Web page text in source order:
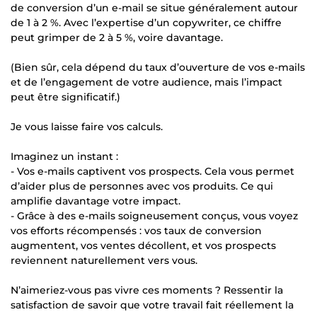
de conversion d’un e-mail se situe généralement autour
de 1 à 2 %. Avec l’expertise d’un copywriter, ce chiffre
peut grimper de 2 à 5 %, voire davantage.
(Bien sûr, cela dépend du taux d’ouverture de vos e-mails
et de l’engagement de votre audience, mais l’impact
peut être significatif.)
Je vous laisse faire vos calculs.
Imaginez un instant :
- Vos e-mails captivent vos prospects. Cela vous permet
d’aider plus de personnes avec vos produits. Ce qui
amplifie davantage votre impact.
- Grâce à des e-mails soigneusement conçus, vous voyez
vos efforts récompensés : vos taux de conversion
augmentent, vos ventes décollent, et vos prospects
reviennent naturellement vers vous.
N’aimeriez-vous pas vivre ces moments ? Ressentir la
satisfaction de savoir que votre travail fait réellement la